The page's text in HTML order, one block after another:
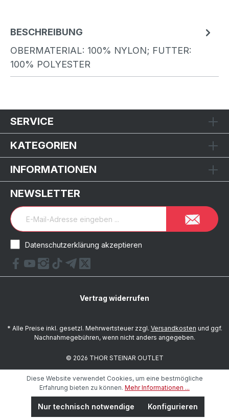
BESCHREIBUNG
OBERMATERIAL: 100% NYLON; FUTTER:
100% POLYESTER
SERVICE
KATEGORIEN
INFORMATIONEN
NEWSLETTER
Datenschutzerklärung akzeptieren
Vertrag widerrufen
* Alle Preise inkl. gesetzl. Mehrwertsteuer zzgl. Versandkosten und ggf.
Nachnahmegebühren, wenn nicht anders angegeben.
© 2026 THOR STEINAR OUTLET
Diese Website verwendet Cookies, um eine bestmögliche
Erfahrung bieten zu können. Mehr Informationen ...
Nur technisch notwendige Konfigurieren